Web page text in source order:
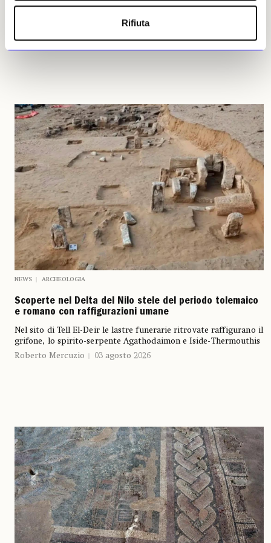
Rifiuta
celebre anche per aver realizzato la Quadriga dell’Unità che
NEWS ARCHEOLOGIA
Scoperte nel Delta del Nilo stele del periodo tolemaico
e romano con raffigurazioni umane
Nel sito di Tell El-Deir le lastre funerarie ritrovate raffigurano il
grifone, lo spirito-serpente Agathodaimon e Iside-Thermouthis
Roberto Mercuzio
03 agosto 2026